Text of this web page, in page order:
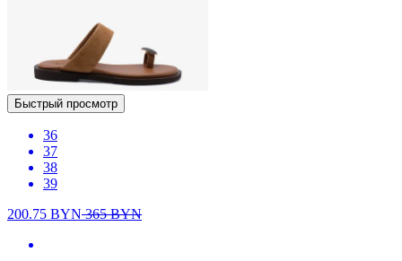
Быстрый просмотр
36
37
38
39
200.75 BYN365BYN